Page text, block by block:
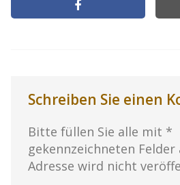
Schreiben Sie einen
Bitte füllen Sie alle mit *
gekennzeichneten Felder
Adresse wird nicht